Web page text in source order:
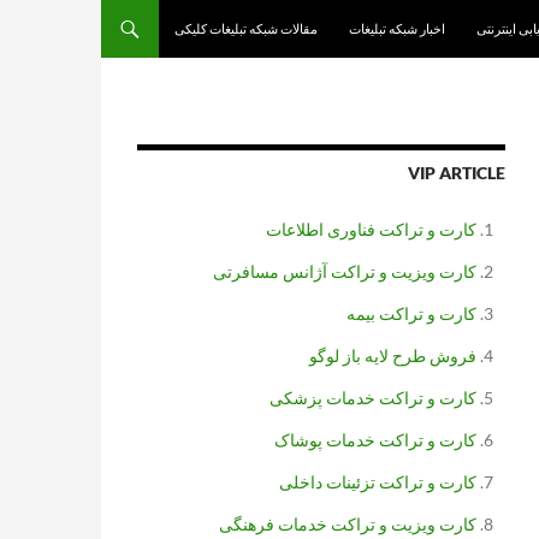
اینترنتی اخبار شبکه تبلیغات مقالات شبکه تبلیغات کلیکی
VIP ARTICLE
کارت و تراکت فناوری اطلاعات
کارت ویزیت و تراکت آژانس مسافرتی
کارت و تراکت بیمه
فروش طرح لایه باز لوگو
کارت و تراکت خدمات پزشکی
کارت و تراکت خدمات پوشاک
کارت و تراکت تزئینات داخلی
کارت ویزیت و تراکت خدمات فرهنگی